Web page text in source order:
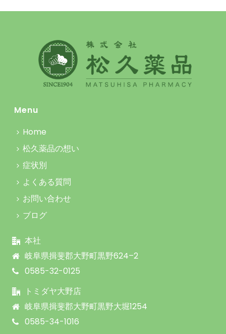
Menu
Home
松久薬品の想い
症状別
よくある質問
お問い合わせ
ブログ
本社
岐阜県揖斐郡大野町黒野624–2
0585-32-0125
トミダヤ大野店
岐阜県揖斐郡大野町黒野大堀1254
0585-34-1016